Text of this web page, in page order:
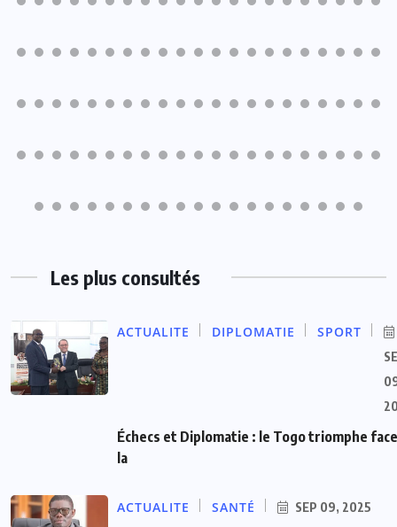
Les plus consultés
ACTUALITE DIPLOMATIE SPORT
Échecs et Diplomatie : le Togo triomphe
la
ACTUALITE SANTÉ SEP 09, 2025